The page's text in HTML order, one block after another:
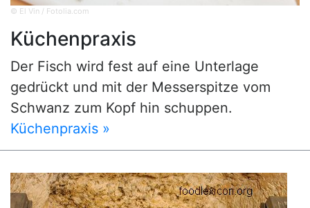
© El Vin / Fotolia.com
Küchenpraxis
Der Fisch wird fest auf eine Unterlage
gedrückt und mit der Messerspitze vom
Schwanz zum Kopf hin schuppen.
Küchenpraxis »